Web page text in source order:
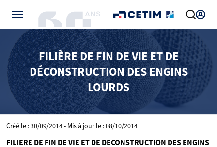
FILIÈRE DE FIN DE VIE ET DE
DÉCONSTRUCTION DES ENGINS
LOURDS
Créé le : 30/09/2014 - Mis à jour le : 08/10/2014
FILIERE DE FIN DE VIE ET DE DECONSTRUCTION DES ENGINS